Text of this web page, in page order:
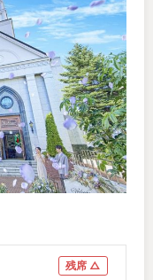
残席 △